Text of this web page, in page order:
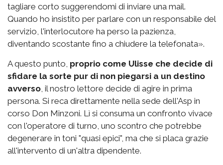
tagliare corto suggerendomi di inviare una mail.
Quando ho insistito per parlare con un responsabile del
servizio, l'interlocutore ha perso la pazienza,
diventando scostante fino a chiudere la telefonata».
A questo punto, proprio come Ulisse che decide di
sfidare la sorte pur di non piegarsi a un destino
avverso, il nostro lettore decide di agire in prima
persona. Si reca direttamente nella sede dell'Asp in
corso Don Minzoni. Lì si consuma un confronto vivace
con l'operatore di turno, uno scontro che potrebbe
degenerare in toni "quasi epici", ma che si placa grazie
all'intervento di un'altra dipendente.